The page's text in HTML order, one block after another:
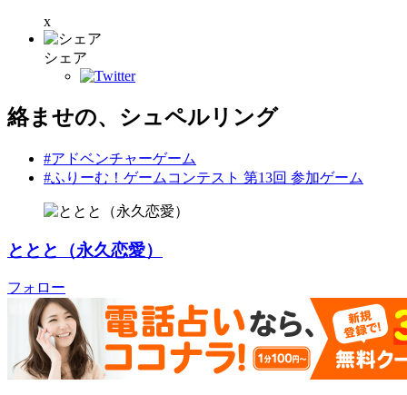
x
シェア
絡ませの、シュペルリング
#アドベンチャーゲーム
#ふりーむ！ゲームコンテスト 第13回 参加ゲーム
ととと（永久恋愛）
フォロー